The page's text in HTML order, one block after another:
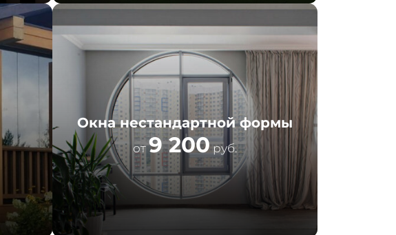
Окна нестандартной формы
от9 200руб.